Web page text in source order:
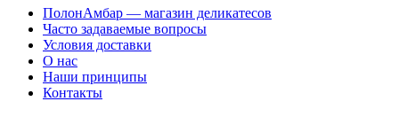
ПолонАмбар — магазин деликатесов
Часто задаваемые вопросы
Условия доставки
О нас
Наши принципы
Контакты